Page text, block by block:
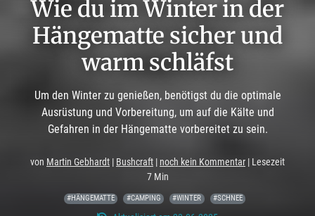
Wie du im Winter in der
Hängematte sicher und
warm schläfst
Um den Winter zu genießen, benötigst du die optimale
Ausrüstung und Vorbereitung, um auf die Kälte und
Gefahren in der Hängematte vorbereitet zu sein.
von Martin Gebhardt | Bushcraft | noch kein Kommentar | Lesezeit
7 Min
#HÄNGEMATTE #CAMPING #WINTER #SCHNEE